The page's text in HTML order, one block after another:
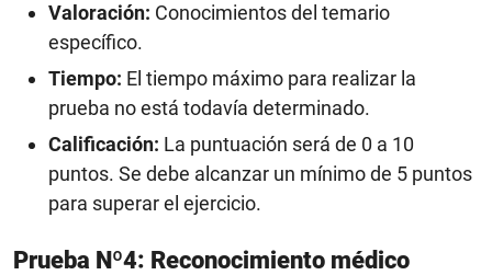
Valoración: Conocimientos del temario
específico.
Tiempo: El tiempo máximo para realizar la
prueba no está todavía determinado.
Calificación: La puntuación será de 0 a 10
puntos. Se debe alcanzar un mínimo de 5 puntos
para superar el ejercicio.
Prueba Nº4: Reconocimiento médico